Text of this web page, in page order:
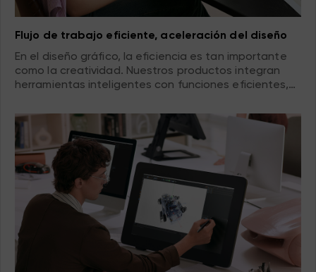
Flujo de trabajo eficiente, aceleración del diseño
En el diseño gráfico, la eficiencia es tan importante
como la creatividad. Nuestros productos integran
herramientas inteligentes con funciones eficientes,
gestión de múltiples capas y más, para optimizar su
proceso de diseño. La experiencia de funcionamiento
fluida te permite concentrarte en los aspectos
creativos, acelerar el proceso de diseño y cumplir sin
esfuerzo con los plazos ajustados del proyecto.